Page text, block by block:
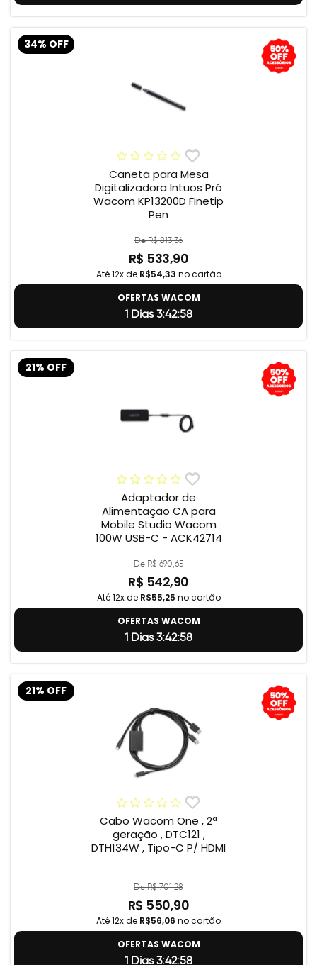
34% OFF
Caneta para Mesa
Digitalizadora Intuos Pró
Wacom KP13200D Finetip
Pen
De R$ 813,36
R$ 533,90
Até 12x de R$54,33 no cartão
OFERTAS WACOM
1 Dias 3:42:57
21% OFF
Adaptador de
Alimentação CA para
Mobile Studio Wacom
100W USB-C - ACK42714
De R$ 690,65
R$ 542,90
Até 12x de R$55,25 no cartão
OFERTAS WACOM
1 Dias 3:42:57
21% OFF
Cabo Wacom One , 2ª
geração , DTC121 ,
DTH134W , Tipo-C P/ HDMI
De R$ 701,28
R$ 550,90
Até 12x de R$56,06 no cartão
OFERTAS WACOM
1 Dias 3:42:57